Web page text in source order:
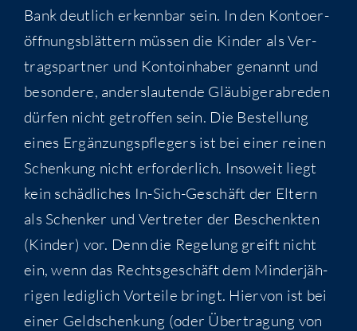
Bank deut­lich erkenn­bar sein. In den Kon­to­er­
öff­nungs­blät­tern müs­sen die Kin­der als Ver­
trags­part­ner und Kon­to­in­ha­ber genannt und
beson­de­re, anders­lau­ten­de Gläu­bi­ger­ab­re­den
dür­fen nicht getrof­fen sein. Die Bestel­lung
eines Ergän­zungs­pfle­gers ist bei einer rei­nen
Schen­kung nicht erfor­der­lich. Inso­weit liegt
kein schäd­li­ches In-Sich-Geschäft der Eltern
als Schen­ker und Ver­tre­ter der Beschenk­ten
(Kin­der) vor. Denn die Rege­lung greift nicht
ein, wenn das Rechts­ge­schäft dem Min­der­jäh­
ri­gen ledig­lich Vor­tei­le bringt. Hier­von ist bei
einer Geld­schen­kung (oder Über­tra­gung von